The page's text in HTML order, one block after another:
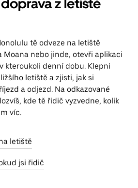
z letiště
tě odveze na letiště
Moana nebo jinde, otevři aplikaci
kteroukoli denní dobu. Klepni
letiště a zjisti, jak si
a odjezd. Na odkazované
kde tě řidič vyzvedne, kolik
víc.
letiště
jsi řidič